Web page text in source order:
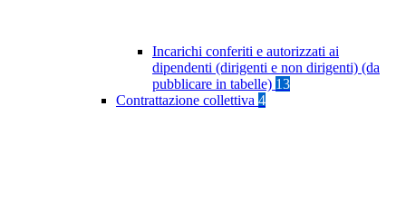
Incarichi conferiti e autorizzati ai
dipendenti (dirigenti e non dirigenti) (da
pubblicare in tabelle) 13
Contrattazione collettiva 4